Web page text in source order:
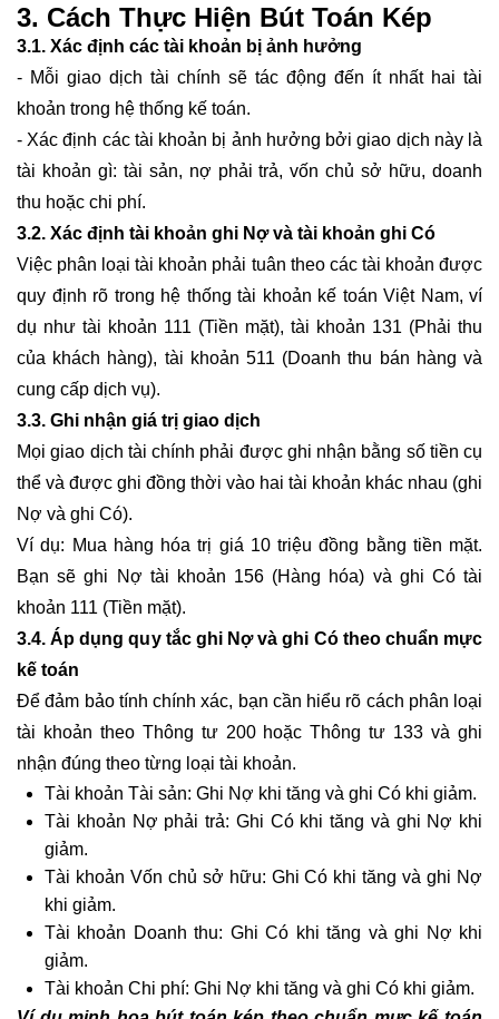
3. Cách Thực Hiện Bút Toán Kép
3.1. Xác định các tài khoản bị ảnh hưởng
- Mỗi giao dịch tài chính sẽ tác động đến ít nhất hai tài
khoản trong hệ thống kế toán.
- Xác định các tài khoản bị ảnh hưởng bởi giao dịch này là
tài khoản gì: tài sản, nợ phải trả, vốn chủ sở hữu, doanh
thu hoặc chi phí.
3.2. Xác định tài khoản ghi Nợ và tài khoản ghi Có
Việc phân loại tài khoản phải tuân theo các tài khoản được
quy định rõ trong hệ thống tài khoản kế toán Việt Nam, ví
dụ như tài khoản 111 (Tiền mặt), tài khoản 131 (Phải thu
của khách hàng), tài khoản 511 (Doanh thu bán hàng và
cung cấp dịch vụ).
3.3. Ghi nhận giá trị giao dịch
Mọi giao dịch tài chính phải được ghi nhận bằng số tiền cụ
thể và được ghi đồng thời vào hai tài khoản khác nhau (ghi
Nợ và ghi Có).
Ví dụ: Mua hàng hóa trị giá 10 triệu đồng bằng tiền mặt.
Bạn sẽ ghi Nợ tài khoản 156 (Hàng hóa) và ghi Có tài
khoản 111 (Tiền mặt).
3.4. Áp dụng quy tắc ghi Nợ và ghi Có theo chuẩn mực
kế toán
Để đảm bảo tính chính xác, bạn cần hiểu rõ cách phân loại
tài khoản theo Thông tư 200 hoặc Thông tư 133 và ghi
nhận đúng theo từng loại tài khoản.
Tài khoản Tài sản: Ghi Nợ khi tăng và ghi Có khi giảm.
Tài khoản Nợ phải trả: Ghi Có khi tăng và ghi Nợ khi
giảm.
Tài khoản Vốn chủ sở hữu: Ghi Có khi tăng và ghi Nợ
khi giảm.
Tài khoản Doanh thu: Ghi Có khi tăng và ghi Nợ khi
giảm.
Tài khoản Chi phí: Ghi Nợ khi tăng và ghi Có khi giảm.